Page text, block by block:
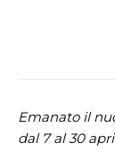
Emanato il
dal 7 al 30